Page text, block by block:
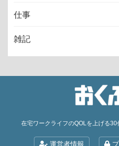
仕事
雑記
在宅ワークライフのQOLを上げる
運営者情報 プ